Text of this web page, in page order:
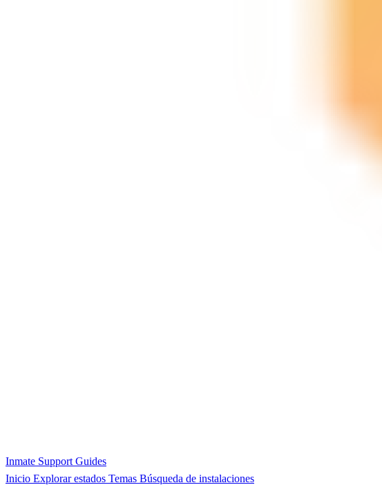
Inmate Support Guides
Inicio Explorar estados Temas Búsqueda de instalaciones